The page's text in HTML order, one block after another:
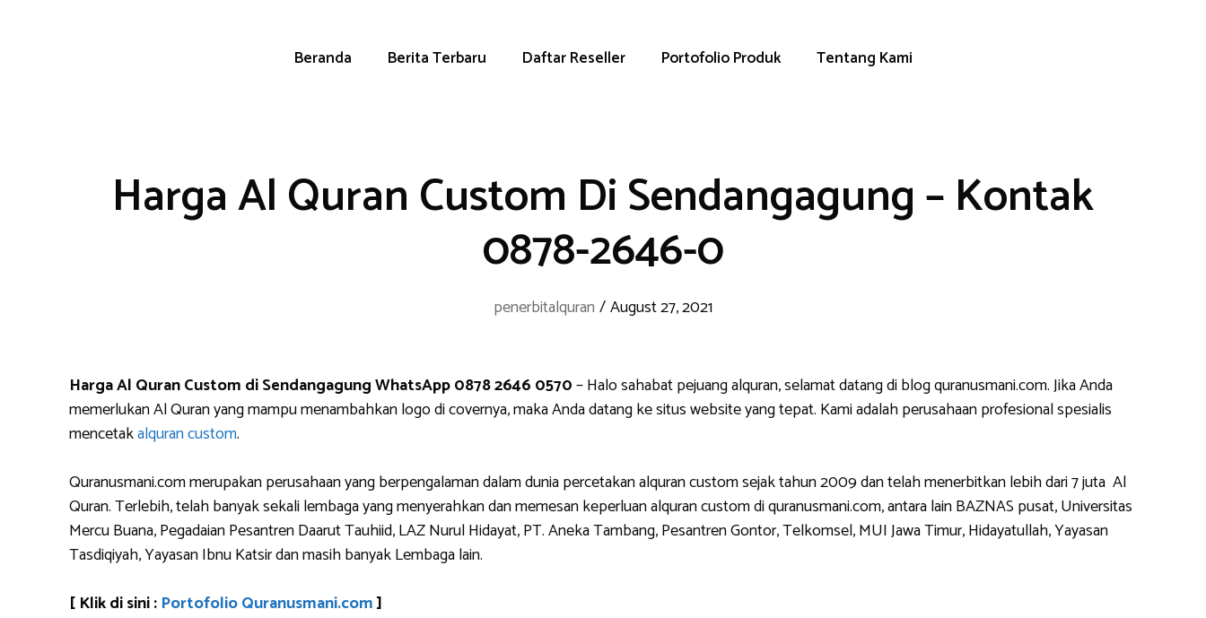
Beranda Berita Terbaru Daftar Reseller Portofolio Produk Tentang Kami
Harga Al Quran Custom Di Sendangagung – Kontak
0878-2646-0
penerbitalquran /August 27, 2021
Harga Al Quran Custom di Sendangagung WhatsApp 0878 2646 0570– Halo sahabat pejuang alquran, selamat datang di blog quranusmani.com. Jika Anda
memerlukan Al Quran yang mampu menambahkan logo di covernya, maka Anda datang ke situs website yang tepat. Kami adalah perusahaan profesional spesialis
mencetakalquran custom.
Quranusmani.com merupakan perusahaan yang berpengalaman dalam dunia percetakan alquran custom sejak tahun 2009 dan telah menerbitkan lebih dari 7 juta Al
Quran. Terlebih, telah banyak sekali lembaga yang menyerahkan dan memesan keperluan alquran custom di quranusmani.com, antara lain BAZNAS pusat, Universitas
Mercu Buana, Pegadaian Pesantren Daarut Tauhiid, LAZ Nurul Hidayat, PT. Aneka Tambang, Pesantren Gontor, Telkomsel, MUI Jawa Timur, Hidayatullah, Yayasan
Tasdiqiyah, Yayasan Ibnu Katsir dan masih banyak Lembaga lain.
[ Klik di sini : Portofolio Quranusmani.com]